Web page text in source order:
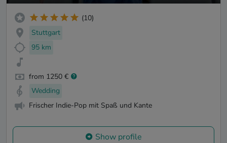
(10)
Stuttgart
95 km
from 1250 €
Wedding
Frischer Indie-Pop mit Spaß und Kante
Show profile